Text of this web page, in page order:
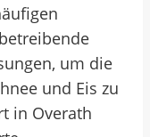
um die
und Eis zu
in Overath